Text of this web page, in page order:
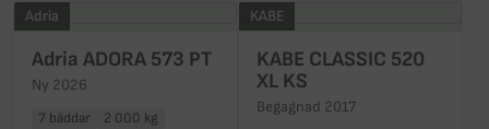
Adria
Adria ADORA 573 PT
Ny 2026
7 bäddar 2 000 kg
KABE
KABE CLASSIC 520
XL KS
Begagnad 2017